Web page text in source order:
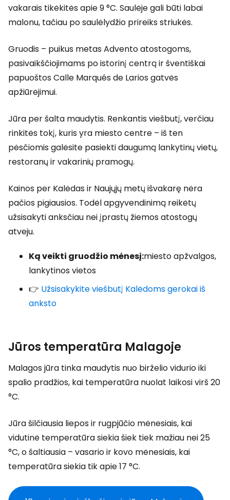
vakarais tikėkitės apie 9 °C. Saulėje gali būti labai
malonu, tačiau po saulėlydžio prireiks striukės.
Gruodis – puikus metas Advento atostogoms,
pasivaikščiojimams po istorinį centrą ir šventiškai
papuoštos Calle Marqués de Larios gatvės
apžiūrėjimui.
Jūra per šalta maudytis. Renkantis viešbutį, verčiau
rinkitės tokį, kuris yra miesto centre – iš ten
pėsčiomis galėsite pasiekti daugumą lankytinų vietų,
restoranų ir vakarinių pramogų.
Kainos per Kalėdas ir Naujųjų metų išvakarę nėra
pačios pigiausios. Todėl apgyvendinimą reikėtų
užsisakyti anksčiau nei įprastų žiemos atostogų
atveju.
Ką veikti gruodžio mėnesį:miesto apžvalgos,
lankytinos vietos
👉 Užsisakykite viešbutį Kalėdoms gerokai iš
anksto
Jūros temperatūra Malagoje
Malagos jūra tinka maudytis nuo birželio vidurio iki
spalio pradžios, kai temperatūra nuolat laikosi virš 20
°C.
Jūra šilčiausia liepos ir rugpjūčio mėnesiais, kai
vidutinė temperatūra siekia šiek tiek mažiau nei 25
°C, o šaltiausia – vasario ir kovo mėnesiais, kai
temperatūra siekia tik apie 17 °C.